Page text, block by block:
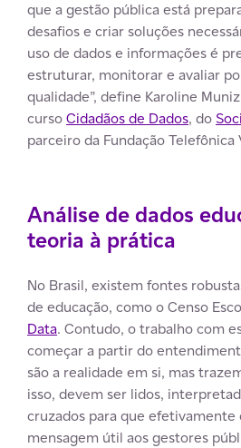
que a gestão pública está
desafios e criar soluções
uso de dados e informações é
estruturar, monitorar e avaliar
qualidade”, define Karoline
cursoCidadãos de Dados, do
parceiro da Fundação Telefônica
Análise de dados
teoria à prática
No Brasil, existem fontes
de educação, como o Censo
Data. Contudo, o trabalho com
começar a partir do
são a realidade em si, mas
isso, devem ser lidos,
cruzados para que
mensagem útil aos gestores